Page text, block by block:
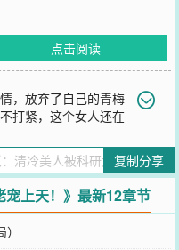
点击阅读
，放弃了自己的青梅
打紧，这个女人还在
气，这次回来肯定是打算离
心于学习和研究的男人，清
我就和你离婚。”陆砚：离
的……
大佬宠上天！
推荐哦！
复制分享
宠上天！》最新12章节